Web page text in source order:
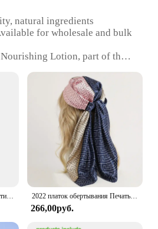
natural ingredients
for wholesale and bulk
Lotion, part of the
user-friendly packaging
Designed to deeply nourish and
Ideal for all skin types,
skin
or Quantity: Available in a
individual needs
for Optimal Skin Health**
is a quintessential addition
Питательное увлажняющее растительное масло для восстановления волос, от белого до черного 2022 платок обертывания Печать Шелковый атласный шарф квадратный хиджаб для мусульманок элегантная повязка на голову
266,00руб.